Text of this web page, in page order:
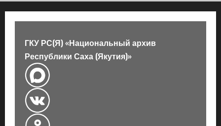
ГКУ РС(Я) «Национальный архив
Республики Саха (Якутия)»